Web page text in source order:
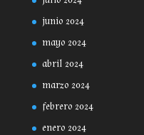
junio 2024
mayo 2024
abril 2024
marzo 2024
febrero 2024
enero 2024